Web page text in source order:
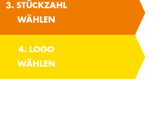
3. STÜCKZAHL
WÄHLEN
4. LOGO
WÄHLEN